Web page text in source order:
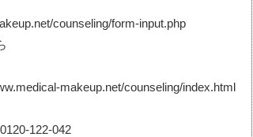
counseling/form-input.php
makeup.net/counseling/index.html
122-042